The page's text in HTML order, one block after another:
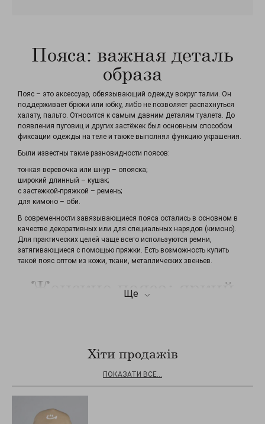
Пояса: важная деталь
образа
Пояс – это аксессуар, обвязывающий одежду вокруг талии. Он
поддерживает брюки или юбку, либо не позволяет распахнуться
халату, пальто. Относится к самым давним деталям туалета. До
появления пуговиц и других застёжек был основным способом
фиксации одежды на теле и также выполнял функцию украшения.
Были известны такие разновидности поясов:
тонкая веревочка или шнур – опояска;
широкий длинный – кушак;
с застежкой-пряжкой – ремень;
для кимоно – оби.
В современности завязывающиеся пояса остались в основном в
качестве декоративных или для специальных нарядов (кимоно).
Для практических целей чаще всего используются ремни,
затягивающиеся с помощью пряжки. Есть возможность купить
такой пояс оптом из кожи, ткани, металлических звеньев.
Женские пояса: яркий
элемент стиля
функцию. Это стильный модный аксессуар, что завершает
созданный образ, освежает приевшийся наряд, подчеркивает
достоинства фигуры, делает акцент в луке. Каждая леди должна
иметь в шкафу несколько разных по стилю ремешков, чтобы
разнообразных вариаций:
Ще
Хіти продажів
ПОКАЗАТИ ВСЕ...